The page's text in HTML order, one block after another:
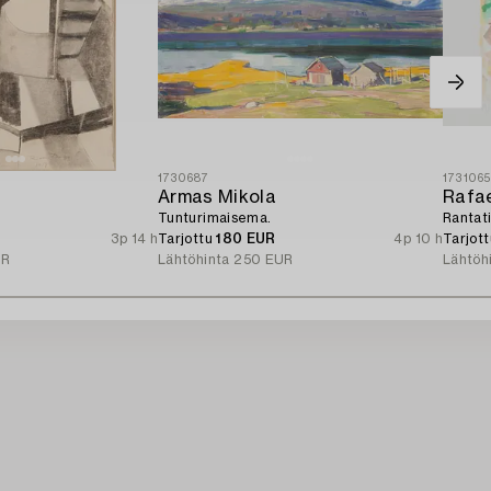
3p 14 h
1730687
Armas Mikola
Tunturimaisema.
Tarjottu180 EUR
4p 10 h
Lähtöhinta 250 EUR
1731065